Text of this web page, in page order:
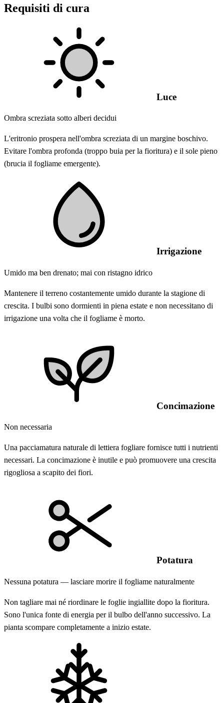
Requisiti di cura
Luce
Ombra screziata sotto alberi decidui
L'eritronio prospera nell'ombra screziata di un margine boschivo.
Evitare l'ombra profonda (troppo buia per la fioritura) e il sole pieno
(brucia il fogliame emergente).
Irrigazione
Umido ma ben drenato; mai con ristagno idrico
Mantenere il terreno costantemente umido durante la stagione di
crescita. I bulbi sono dormienti in piena estate e non necessitano di
irrigazione una volta che il fogliame è morto.
Concimazione
Non necessaria
Una pacciamatura naturale di lettiera fogliare fornisce tutti i nutrienti
necessari. La concimazione è inutile e può promuovere una crescita
rigogliosa a scapito dei fiori.
Potatura
Nessuna potatura — lasciare morire il fogliame naturalmente
Non tagliare mai né riordinare le foglie ingiallite dopo la fioritura.
Sono l'unica fonte di energia per il bulbo dell'anno successivo. La
pianta scompare completamente a inizio estate.